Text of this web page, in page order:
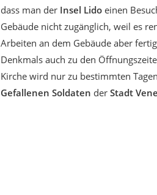
dass man der Insel Lido einen
Gebäude nicht zugänglich, weil es
Arbeiten an dem Gebäude aber
Denkmals auch zu den
Kirche wird nur zu bestimmten
Gefallenen Soldaten der Stadt